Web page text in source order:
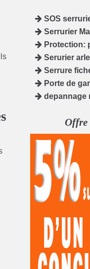
SOS
Serrurier
Protection:
Serurier
Serrure
Porte de
depannage
Offre